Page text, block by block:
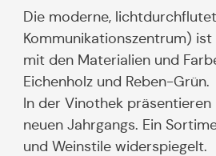
Die moderne,
Kommunikationszentrum)
mit den Materialien und
Eichenholz und Reben-Grün.
In der Vinothek
neuen Jahrgangs. Ein
und Weinstile widerspiegelt.